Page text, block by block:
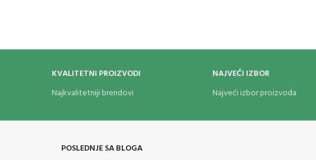
KVALITETNI PROIZVODI
Najkvalitetniji brendovi
NAJVEĆI IZBOR
Najveći izbor proizvoda
POSLEDNJE SA BLOGA